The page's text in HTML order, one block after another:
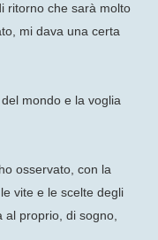
ritorno che sarà molto
mi dava una certa
mondo e la voglia
osservato, con la
vite e le scelte degli
proprio, di sogno,